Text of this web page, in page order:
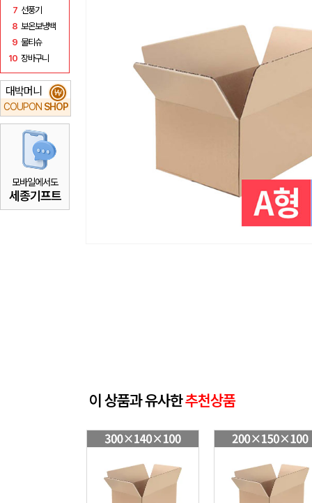
7 선풍기
8 보온보냉백
9 물티슈
10 장바구니
대박머니
COUPON SHOP
₩
모바일에서도
세종기프트
이 상품과 유사한추천상품